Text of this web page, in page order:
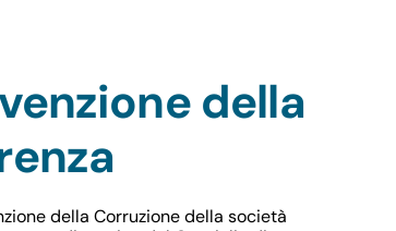
della
della Corruzione della società